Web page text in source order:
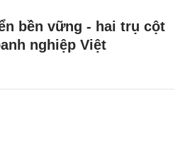
bền vững - hai trụ cột
nghiệp Việt